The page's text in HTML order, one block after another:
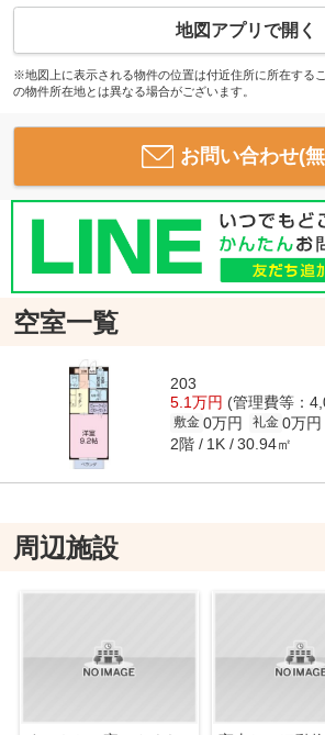
地図アプリで開く
※地図上に表示される物件の位置は付近住所に所在する
の物件所在地とは異なる場合がございます。
お問い合わせ(
空室一覧
203
5.1万円 (管理費等：
敷金 0万円 礼金 0万円
2階 1K 30.94㎡
周辺施設